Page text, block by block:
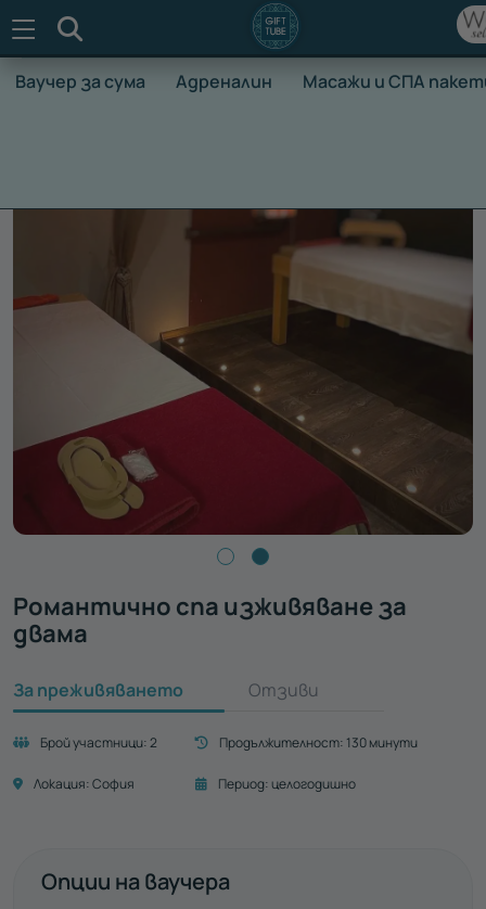
Ваучер за сума Адреналин Масажи и СПА
Романтично спа изживяване за
двама
За преживяването Отзиви
Брой участници:2 Продължителност: 130 минути
Локация:София Период:целогодишно
Опции на ваучера